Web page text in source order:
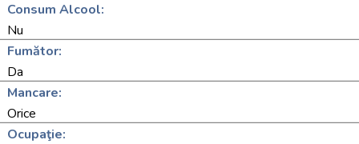
Consum Alcool:
Nu
Fumător:
Da
Mancare:
Orice
Ocupaţie: